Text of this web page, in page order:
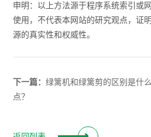
申明：以上方法源于程序系统索引或
使用，不代表本网站的研究观点，证
源的真实性和权威性。
下一篇：绿篱机和绿篱剪的区别是什
点？